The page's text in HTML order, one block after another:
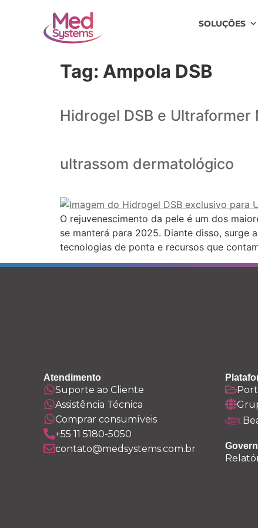
SOLUÇÕES
Tag: Ampola DSB
Hidrogel DSB e
ultrassom dermatológico
O rejuvenescimento da pele é um dos
se manterá para 2025. Diante disso, surge
tecnologias de ponta e recursos que
Atendimento
Suporte ao Cliente
Assistência Técnica
Comprar consumíveis
+55 11 5180-5050
contato@medsystems.com.br